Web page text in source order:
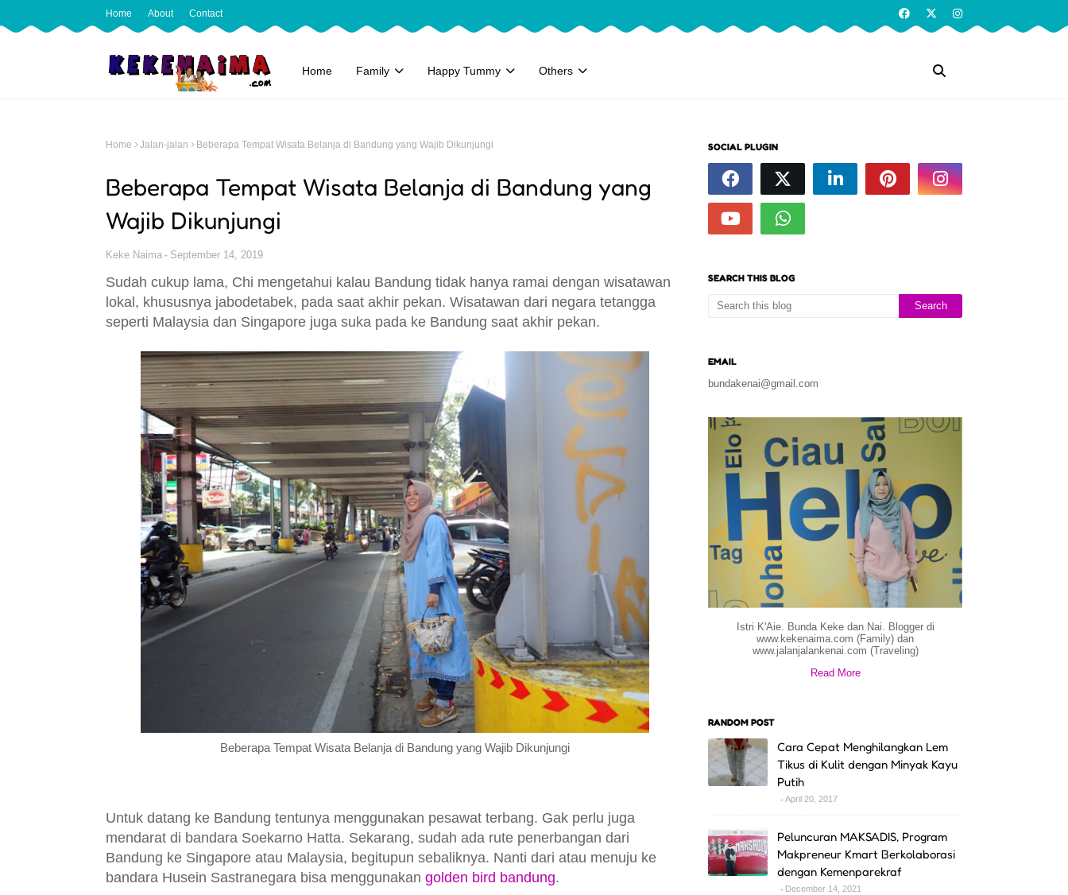
Home About Contact
Home Family Happy Tummy Others
Home Jalan-jalan Beberapa Tempat Wisata Belanja di Bandung yang Wajib Dikunjungi
Beberapa Tempat Wisata Belanja di Bandung yang
Wajib Dikunjungi
Keke Naima September 14, 2019
Sudah cukup lama, Chi mengetahui kalau Bandung tidak hanya ramai dengan wisatawan
lokal, khususnya jabodetabek, pada saat akhir pekan. Wisatawan dari negara tetangga
seperti Malaysia dan Singapore juga suka pada ke Bandung saat akhir pekan.
Beberapa Tempat Wisata Belanja di Bandung yang Wajib Dikunjungi
Untuk datang ke Bandung tentunya menggunakan pesawat terbang. Gak perlu juga
mendarat di bandara Soekarno Hatta. Sekarang, sudah ada rute penerbangan dari
Bandung ke Singapore atau Malaysia, begitupun sebaliknya. Nanti dari atau menuju ke
bandara Husein Sastranegara bisa menggunakan golden bird bandung.
SOCIAL PLUGIN
SEARCH THIS BLOG
EMAIL
bundakenai@gmail.com
Istri K'Aie. Bunda Keke dan Nai. Blogger di
www.kekenaima.com (Family) dan
www.jalanjalankenai.com (Traveling)
Read More
RANDOM POST
Cara Cepat Menghilangkan Lem
Tikus di Kulit dengan Minyak Kayu
Putih
April 20, 2017
Peluncuran MAKSADIS, Program
Makpreneur Kmart Berkolaborasi
dengan Kemenparekraf
December 14, 2021